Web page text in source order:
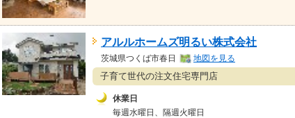
アルルホームズ明るい株式会社
茨城県つくば市春日 地図を見る
子育て世代の注文住宅専門店
休業日
毎週水曜日、隔週火曜日